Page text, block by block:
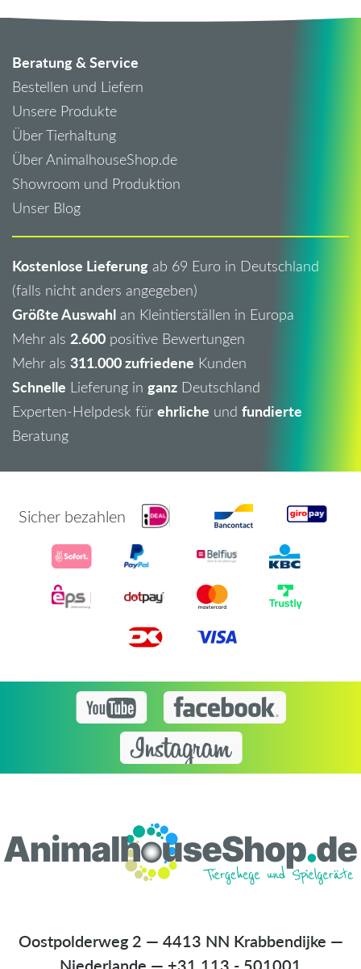
Beratung & Service
Bestellen und Liefern
Unsere Produkte
Über Tierhaltung
Über AnimalhouseShop.de
Showroom und Produktion
Unser Blog
Kostenlose Lieferung ab 69 Euro in Deutschland
(falls nicht anders angegeben)
Größte Auswahl an Kleintierställen in Europa
Mehr als 2.600 positive Bewertungen
Mehr als 311.000 zufriedene Kunden
Schnelle Lieferung in ganz Deutschland
Experten-Helpdesk für ehrliche und fundierte
Beratung
Sicher bezahlen
Oostpolderweg 2 — 4413 NN Krabbendijke —